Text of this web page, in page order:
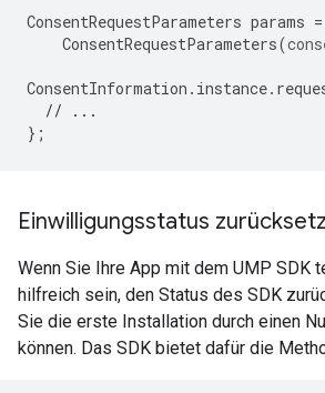
ConsentRequestParameters params =
ConsentRequestParameters(
ConsentInformation . instance.
// ...
};
Einwilligungsstatus
Wenn Sie Ihre App mit dem UMP SDK
hilfreich sein, den Status des SDK
Sie die erste Installation durch einen
können. Das SDK bietet dafür die